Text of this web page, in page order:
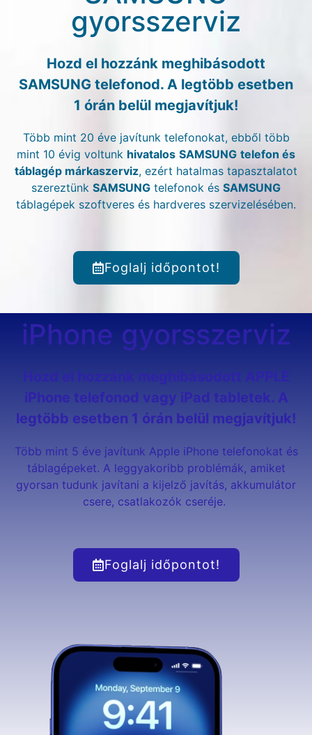
gyorsszerviz
Hozd el hozzánk meghibásodott
SAMSUNG telefonod. A legtöbb esetben
1 órán belül megjavítjuk!
Több mint 20 éve javítunk telefonokat, ebből több
mint 10 évig voltunk hivatalos SAMSUNG telefon és
táblagép márkaszerviz, ezért hatalmas tapasztalatot
szereztünk SAMSUNG telefonok és SAMSUNG
táblagépek szoftveres és hardveres szervizelésében.
Foglalj időpontot!
iPhone gyorsszerviz
Hozd el hozzánk meghibásodott APPLE
iPhone telefonod vagy iPad tabletek. A
legtöbb esetben 1 órán belül megjavítjuk!
Több mint 5 éve javítunk Apple iPhone telefonokat és
táblagépeket. A leggyakoribb problémák, amiket
gyorsan tudunk javítani a kijelző javítás, akkumulátor
csere, csatlakozók cseréje.
Foglalj időpontot!